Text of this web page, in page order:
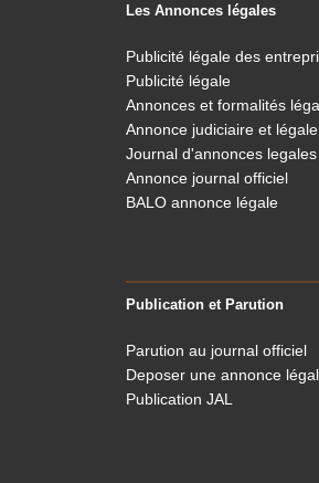
Les Annonces légales
Publicité légale des
Publicité légale
Annonces et formalités
Annonce judiciaire et légale
Journal d'annonces legales
Annonce journal officiel
BALO annonce légale
Publication et Parution
Parution au journal officiel
Deposer une annonce
Publication JAL